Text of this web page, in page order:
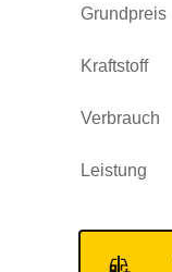
Grundpreis
Kraftstoff
Verbrauch
Leistung